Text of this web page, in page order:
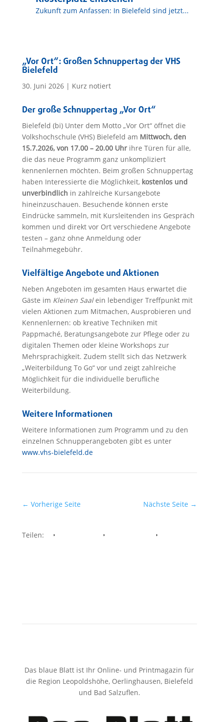
Zukunft zum Anfassen: In Bielefeld sind jetzt...
„Vor Ort“: Großen Schnuppertag der VHS
Bielefeld
30. Juni 2026| Kurz notiert
Der große Schnuppertag „Vor Ort“
Bielefeld (bi) Unter dem Motto „Vor Ort“ öffnet die
Volkshochschule (VHS) Bielefeld am Mittwoch, den
15.7.2026, von 17.00 – 20.00 Uhr ihre Türen für alle,
die das neue Programm ganz unkompliziert
kennenlernen möchten. Beim großen Schnuppertag
haben Interessierte die Möglichkeit, kostenlos und
unverbindlich in zahlreiche Kursangebote
hineinzuschauen. Besuchende können erste
Eindrücke sammeln, mit Kursleitenden ins Gespräch
kommen und direkt vor Ort verschiedene Angebote
testen – ganz ohne Anmeldung oder
Teilnahmegebühr.
Vielfältige Angebote und Aktionen
Neben Angeboten im gesamten Haus erwartet die
Gäste im Kleinen Saalein lebendiger Treffpunkt mit
vielen Aktionen zum Mitmachen, Ausprobieren und
Kennenlernen: ob kreative Techniken mit
Pappmaché, Beratungsangebote zur Pflege oder zu
digitalen Themen oder kleine Workshops zur
Mehrsprachigkeit. Zudem stellt sich das Netzwerk
„Weiterbildung To Go“ vor und zeigt zahlreiche
Möglichkeit für die individuelle berufliche
Weiterbildung.
Weitere Informationen
Weitere Informationen zum Programm und zu den
einzelnen Schnupperangeboten gibt es unter
www.vhs-bielefeld.de
← Vorherige Seite Nächste Seite →
Teilen: Facebook Whatsapp Twitter
Das blaue Blatt ist Ihr Online- und Printmagazin für
die Region Leopoldshöhe, Oerlinghausen, Bielefeld
und Bad Salzuflen.